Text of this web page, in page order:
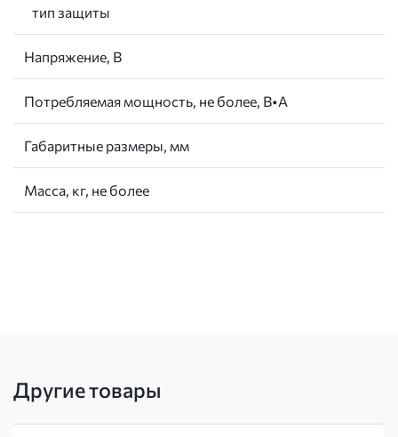
тип защиты
Напряжение, В
Потребляемая мощность, не более, В•А
Габаритные размеры, мм
Масса, кг, не более
Другие товары